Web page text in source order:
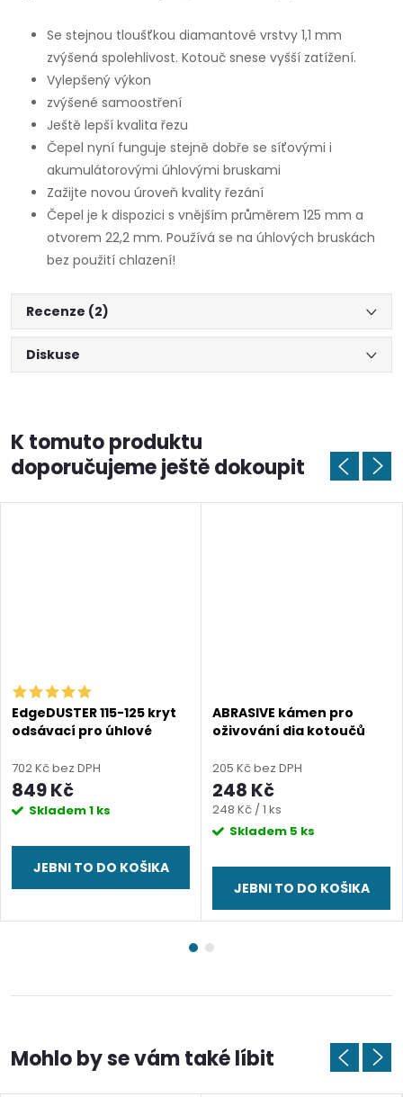
Se stejnou tloušťkou diamantové vrstvy 1,1 mm
zvýšená spolehlivost. Kotouč snese vyšší zatížení.
Vylepšený výkon
zvýšené samoostření
Ještě lepší kvalita řezu
Čepel nyní funguje stejně dobře se síťovými i
akumulátorovými úhlovými bruskami
Zažijte novou úroveň kvality řezání
Čepel je k dispozici s vnějším průměrem 125 mm a
otvorem 22,2 mm. Používá se na úhlových bruskách
bez použití chlazení!
Recenze (2)
Diskuse
K tomuto produktu
doporučujeme ještě dokoupit
EdgeDUSTER 115-125 kryt
odsávací pro úhlové
702 Kč bez DPH
849 Kč
Skladem1 ks
JEBNI TO DO KOŠIKA
ABRASIVE kámen pro
oživování dia kotoučů
205 Kč bez DPH
248 Kč
Měrná
cena:
248 Kč / 1 ks
Skladem 5 ks
JEBNI TO DO KOŠIKA